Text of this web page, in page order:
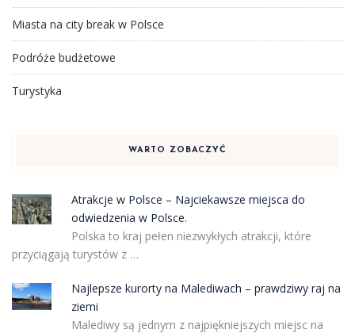
Miasta na city break w Polsce
Podróże budżetowe
Turystyka
WARTO ZOBACZYĆ
Atrakcje w Polsce – Najciekawsze miejsca do
odwiedzenia w Polsce.
Polska to kraj pełen niezwykłych atrakcji, które
przyciągają turystów z …
Najlepsze kurorty na Malediwach – prawdziwy raj na
ziemi
Malediwy są jednym z najpiękniejszych miejsc na